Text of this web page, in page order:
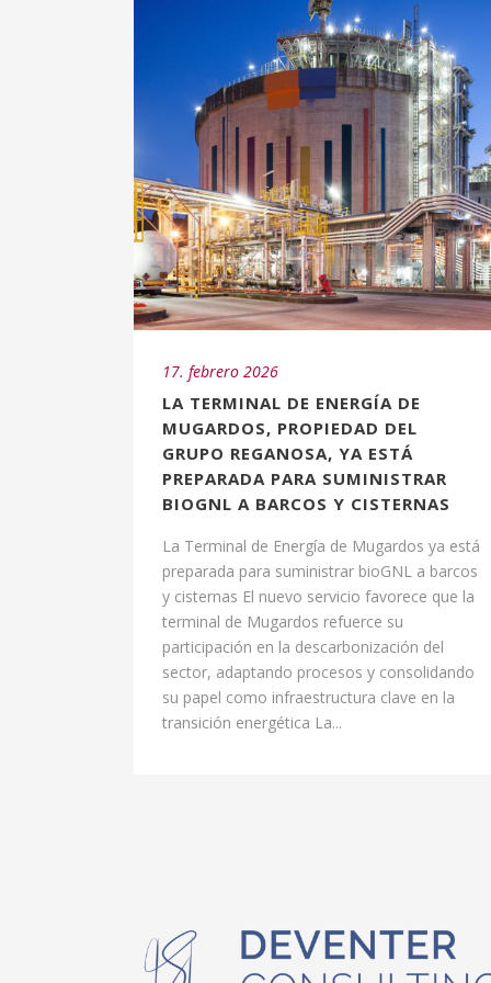
17. febrero 2026
LA TERMINAL DE ENERGÍA DE
MUGARDOS, PROPIEDAD DEL
GRUPO REGANOSA, YA ESTÁ
PREPARADA PARA SUMINISTRAR
BIOGNL A BARCOS Y CISTERNAS
La Terminal de Energía de Mugardos ya está
preparada para suministrar bioGNL a barcos
y cisternas El nuevo servicio favorece que la
terminal de Mugardos refuerce su
participación en la descarbonización del
sector, adaptando procesos y consolidando
su papel como infraestructura clave en la
transición energética La...